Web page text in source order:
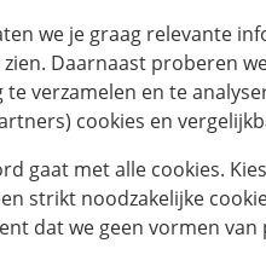
contract afloopt.
als je nog geen
je kunt verlengen
we je graag relevante
Daarnaast proberen
verzamelen en te
cookies en
gaat met alle cookies.
strikt noodzakelijke
dat we geen vormen